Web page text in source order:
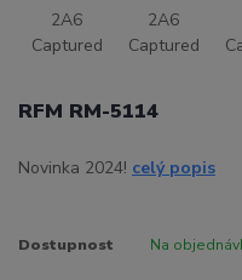
RFM RM-5114
Novinka 2024! celý popis
Dostupnost Na